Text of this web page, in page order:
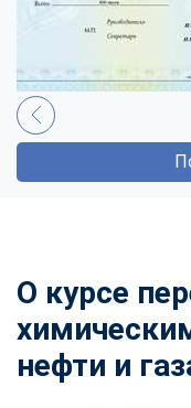
О курсе
нефти и